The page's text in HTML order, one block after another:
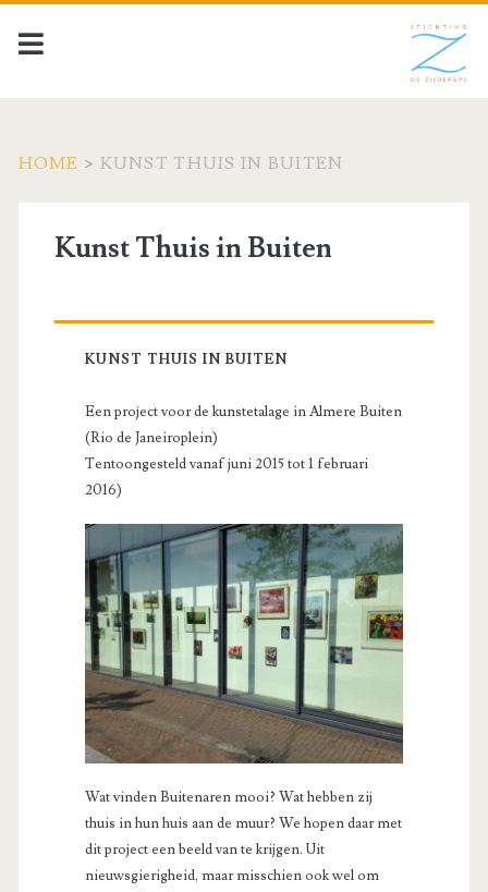
HOME > KUNST THUIS IN BUITEN
Kunst Thuis in Buiten
KUNST THUIS IN BUITEN
Een project voor de kunstetalage in Almere Buiten
(Rio de Janeiroplein)
Tentoongesteld vanaf juni 2015 tot 1 februari
2016)
Wat vinden Buitenaren mooi? Wat hebben zij
thuis in hun huis aan de muur? We hopen daar met
dit project een beeld van te krijgen. Uit
nieuwsgierigheid, maar misschien ook wel om